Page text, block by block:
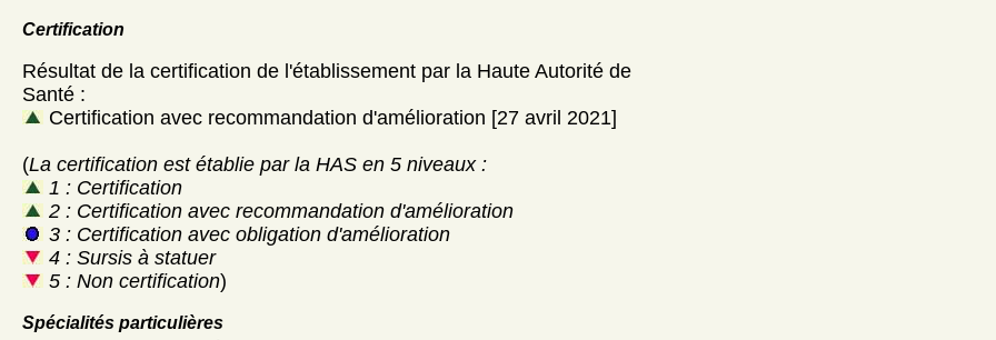
Certification
Résultat de la certification de l'établissement par la Haute Autorité de
Santé :
Certification avec recommandation d'amélioration [27 avril 2021]
(La certification est établie par la HAS en 5 niveaux :
1 : Certification
2 : Certification avec recommandation d'amélioration
3 : Certification avec obligation d'amélioration
4 : Sursis à statuer
5 : Non certification)
Spécialités particulières